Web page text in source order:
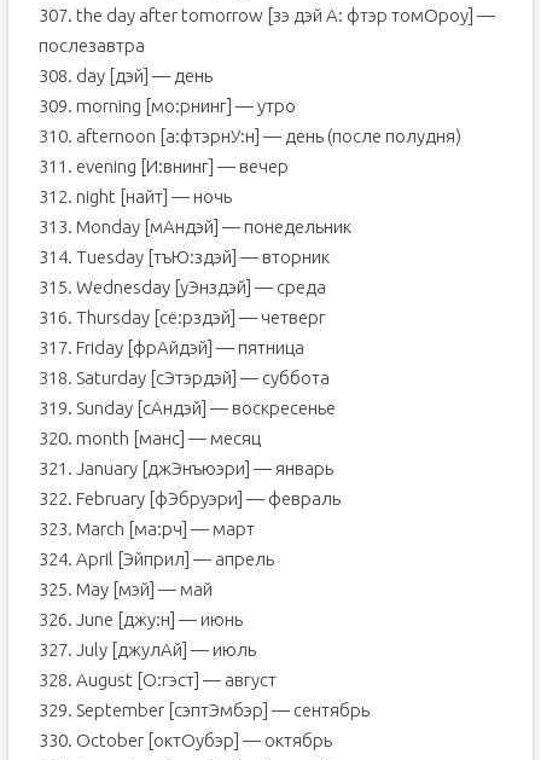
307. the day after tomorrow [зэ дэй А: фтэр томОроу] —
послезавтра
308. day [дэй] — день
309. morning [мо:рнинг] — утро
310. afternoon [а:фтэрнУ:н] — день (после полудня)
311. evening [И:внинг] — вечер
312. night [найт] — ночь
313. Monday [мAндэй] — понедельник
314. Tuesday [тъЮ:здэй] — вторник
315. Wednesday [уЭнздэй] — среда
316. Thursday [сё:рздэй] — четверг
317. Friday [фрAйдэй] — пятница
318. Saturday [сЭтэрдэй] — суббота
319. Sunday [сAндэй] — воскресенье
320. month [манс] — месяц
321. January [джЭнъюэри] — январь
322. February [фЭбруэри] — февраль
323. March [ма:рч] — март
324. April [Эйприл] — апрель
325. May [мэй] — май
326. June [джу:н] — июнь
327. July [джулAй] — июль
328. August [O:гэст] — август
329. September [сэптЭмбэр] — сентябрь
330. October [октOубэр] — октябрь